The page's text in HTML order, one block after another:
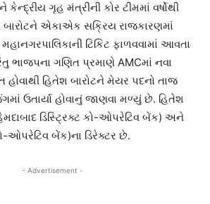
ગૃહ મંત્રીની કોર ટીમમાં વર્ષોથી
બારોટને એકાએક સક્રિય રાજકારણમાં
ટિકિટ ફાળવવામાં આવતા
ભાજપના ગણિત પ્રમાણે AMCમાં નવા
હિતેશ બારોટને મેયર પદનો તાજ
ઉતાર્યા હોવાનું જાણવા મળ્યું છે. હિતેશ
ડિસ્ટ્રિક્ટ કો-ઓપરેટિવ બેંક) અને
ઓપરેટિવ બેંક)ના ડિરેક્ટર છે.
- Advertisement -